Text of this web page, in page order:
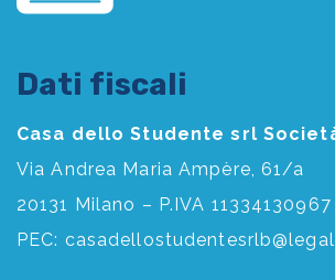
Dati fiscali
Casa dello Studente srl
Via Andrea Maria Ampère, 61/a
20131 Milano – P.IVA 11334130967
PEC: